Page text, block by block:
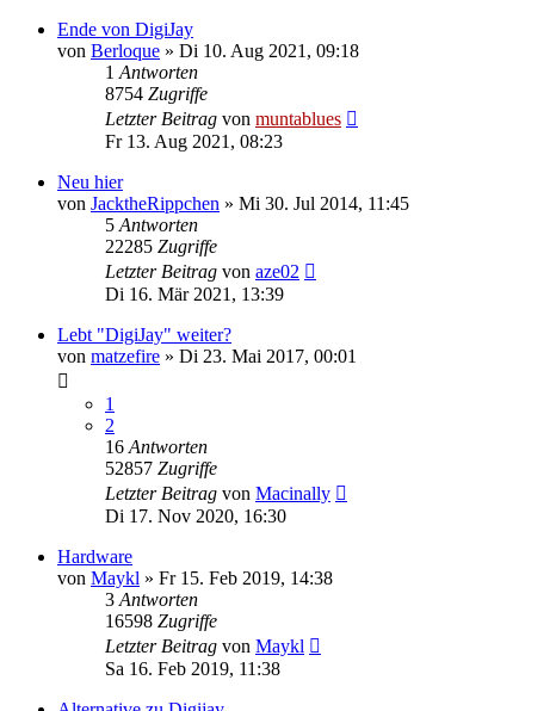
Ende von DigiJay
von Berloque » Di 10. Aug 2021, 09:18
1 Antworten
8754 Zugriffe
Letzter Beitrag von muntablues
Fr 13. Aug 2021, 08:23
Neu hier
von JacktheRippchen » Mi 30. Jul 2014, 11:45
5 Antworten
22285 Zugriffe
Letzter Beitrag von aze02
Di 16. Mär 2021, 13:39
Lebt "DigiJay" weiter?
von matzefire » Di 23. Mai 2017, 00:01
1
2
16 Antworten
52857 Zugriffe
Letzter Beitrag von Macinally
Di 17. Nov 2020, 16:30
Hardware
von Maykl » Fr 15. Feb 2019, 14:38
3 Antworten
16598 Zugriffe
Letzter Beitrag von Maykl
Sa 16. Feb 2019, 11:38